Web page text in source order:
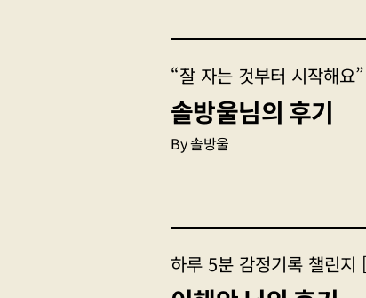
“잘 자는 것부터 시작해
솔방울님의 후기
솔방울
하루 5분 감정기록 챌린지